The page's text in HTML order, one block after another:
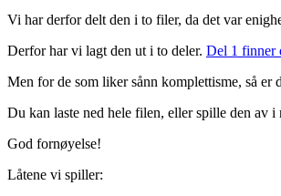
Vi har derfor delt den i to filer, da det var
Derfor har vi lagt den ut i to deler. Del 1 finner
Men for de som liker sånn komplettisme, så er
Du kan laste ned hele filen, eller spille den av i
God fornøyelse!
Låtene vi spiller: